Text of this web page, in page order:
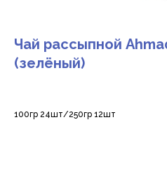
Чай рассыпной
(зелёный)
100гр 24шт/250гр 12шт